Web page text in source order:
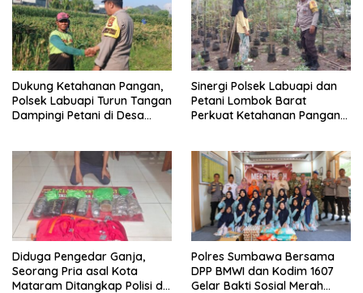
Dukung Ketahanan Pangan,
Polsek Labuapi Turun Tangan
Dampingi Petani di Desa
Sinergi Polsek Labuapi dan
Petani Lombok Barat
Perkuat Ketahanan Pangan
Diduga Pengedar Ganja,
Seorang Pria asal Kota
Mataram Ditangkap Polisi di
Polres Sumbawa Bersama
DPP BMWI dan Kodim 1607
Gelar Bakti Sosial Merah